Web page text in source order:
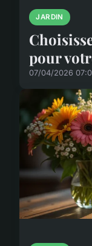
JARDIN
pour
07/04/2026